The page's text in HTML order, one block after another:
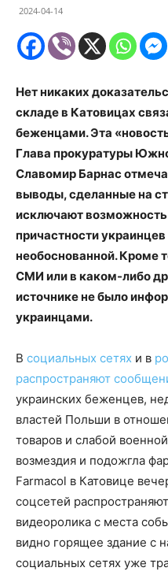
2024-04-14
Нет никаких
складе в Катовицах
беженцами. Эта
Глава прокуратуры
Славомир Барнас
выводы, сделанные на
исключают возможность
причастности
необоснованной. Кроме
СМИ или в каком-либо
источнике не было
украинцами.
В социальных сетях и в
распространяют
украинских беженцев,
властей Польши в
товаров и слабой
возмездия и подожгла
Farmacol в Катовице
соцсетей
видеоролика с места
видно горящее здание с
социальных сетях уже